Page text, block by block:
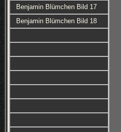
Benjamin Blümchen Bild 17
Benjamin Blümchen Bild 18